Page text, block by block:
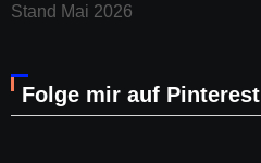
Stand Mai 2026
Folge mir auf Pinterest